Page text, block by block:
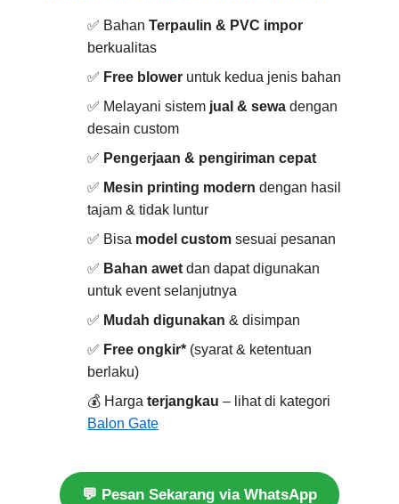
✅ BahanTerpaulin & PVC impor
berkualitas
✅ Free blower untuk kedua jenis bahan
✅ Melayani sistem jual & sewa dengan
desain custom
✅ Pengerjaan & pengiriman cepat
✅ Mesin printing modern dengan hasil
tajam & tidak luntur
✅ Bisa model custom sesuai pesanan
✅ Bahan awet dan dapat digunakan
untuk event selanjutnya
✅ Mudah digunakan & disimpan
✅ Free ongkir* (syarat & ketentuan
berlaku)
💰 Hargaterjangkau – lihat di kategori
Balon Gate
💬 Pesan Sekarang via WhatsApp